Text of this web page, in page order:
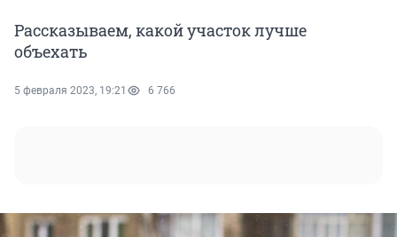
Рассказываем, какой участок лучше
объехать
5 февраля 2023, 19:21 6 766